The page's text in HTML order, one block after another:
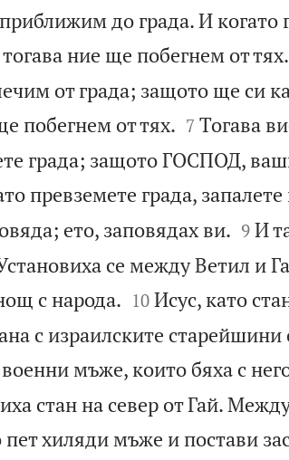
до града. И когато
ние ще побегнем от тях.
от града; защото ще си
побегнем от тях.
7 Тогава
града; защото ГОСПОД,
превземете града, запалете
ето, заповядах ви.
9 И
се между Ветил и
с народа.
10 Исус, като
с израилските
мъже, които бяха с
стан на север от Гай.
пет хиляди мъже и постави